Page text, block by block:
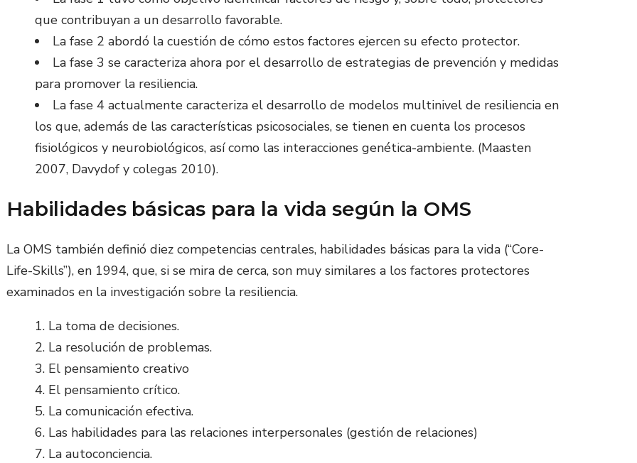
que contribuyan a un desarrollo favorable.
La fase 2 abordó la cuestión de cómo estos factores ejercen su efecto protector.
La fase 3 se caracteriza ahora por el desarrollo de estrategias de prevención y medidas
para promover la resiliencia.
La fase 4 actualmente caracteriza el desarrollo de modelos multinivel de resiliencia en
los que, además de las características psicosociales, se tienen en cuenta los procesos
fisiológicos y neurobiológicos, así como las interacciones genética-ambiente. (Maasten
2007, Davydof y colegas 2010).
Habilidades básicas para la vida según la OMS
La OMS también definió diez competencias centrales, habilidades básicas para la vida (“Core-
Life-Skills”), en 1994, que, si se mira de cerca, son muy similares a los factores protectores
examinados en la investigación sobre la resiliencia.
La toma de decisiones.
La resolución de problemas.
El pensamiento creativo
El pensamiento crítico.
La comunicación efectiva.
Las habilidades para las relaciones interpersonales (gestión de relaciones)
La autoconciencia.